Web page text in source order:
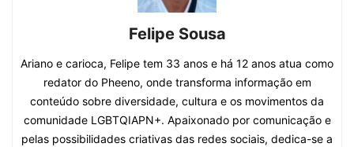
Felipe Sousa
Ariano e carioca, Felipe tem 33 anos e há 12 anos atua como
redator do Pheeno, onde transforma informação em
conteúdo sobre diversidade, cultura e os movimentos da
comunidade LGBTQIAPN+. Apaixonado por comunicação e
pelas possibilidades criativas das redes sociais, dedica-se a